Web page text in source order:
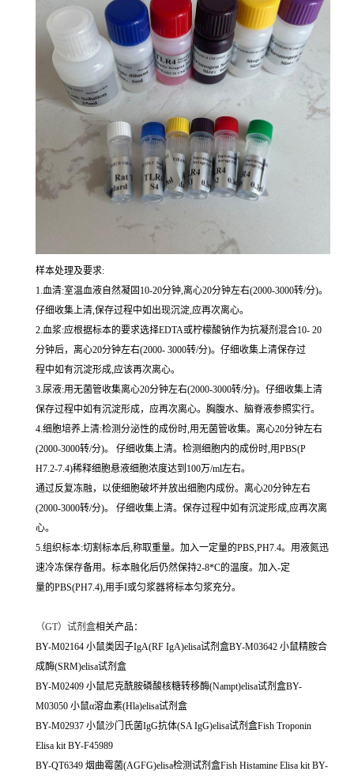
样本处理及要求:
1.血清:室温血液自然凝固10-20分钟,离心20分钟左右(2000-3000转/分)。
仔细收集上清,保存过程中如出现沉淀,应再次离心。
2.血浆:应根据标本的要求选择EDTA或柠檬酸钠作为抗凝剂混合10- 20
分钟后，离心20分钟左右(2000- 3000转/分)。仔细收集上清保存过
程中如有沉淀形成,应该再次离心。
3.尿液:用无菌管收集离心20分钟左右(2000-3000转/分)。仔细收集上清
保存过程中如有沉淀形成，应再次离心。胸腹水、脑脊液参照实行。
4.细胞培养上清:检测分泌性的成份时,用无菌管收集。离心20分钟左右
(2000-3000转/分)。 仔细收集上清。检测细胞内的成份时,用PBS(P
H7.2-7.4)稀释细胞悬液细胞浓度达到100万/ml左右。
通过反复冻融，以使细胞破坏并放出细胞内成份。离心20分钟左右
(2000-3000转/分)。 仔细收集上清。保存过程中如有沉淀形成,应再次离
心。
5.组织标本:切割标本后,称取重量。加入一定量的PBS,PH7.4。用液氮迅
速冷冻保存备用。标本融化后仍然保持2-8*C的温度。加入-定
量的PBS(PH7.4),用手I或匀浆器将标本匀浆充分。
（GT）试剂盒相关产品：
BY-M02164 小鼠类因子IgA(RF IgA)elisa试剂盒BY-M03642 小鼠精胺合
成酶(SRM)elisa试剂盒
BY-M02409 小鼠尼克酰胺磷酸核糖转移酶(Nampt)elisa试剂盒BY-
M03050 小鼠α溶血素(Hla)elisa试剂盒
BY-M02937 小鼠沙门氏菌IgG抗体(SA IgG)elisa试剂盒Fish Troponin
Elisa kit BY-F45989
BY-QT6349 烟曲霉菌(AGFG)elisa检测试剂盒Fish Histamine Elisa kit BY-